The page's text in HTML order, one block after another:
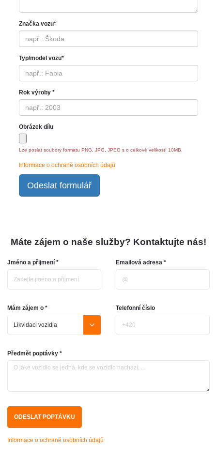
Značka vozu*
Typ/model vozu*
Rok výroby *
Obrázek dílu
Lze poslat soubory formátu PNG, JPG, JPEG s o celkové velikostí 10MB.
Informace o ochraně osobních údajů
Odeslat formulář
Máte zájem o naše služby? Kontaktujte nás!
Jméno a přijmení * Emailová adresa *
Mám zájem o * Telefonní číslo
Předmět poptávky *
Informace o ochraně osobních údajů